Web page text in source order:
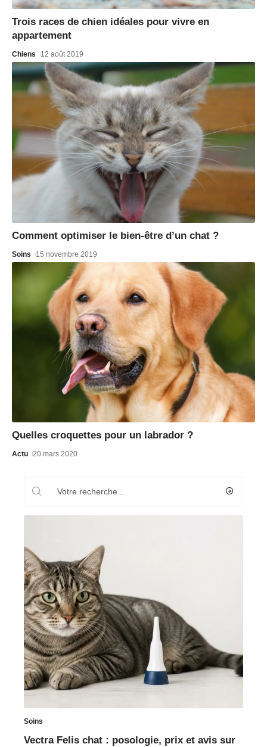
Trois races de chien idéales pour vivre en
appartement
Chiens 12 août 2019
Comment optimiser le bien-être d’un chat ?
Soins 15 novembre 2019
Quelles croquettes pour un labrador ?
Actu 20 mars 2020
Soins
Vectra Felis chat : posologie, prix et avis sur